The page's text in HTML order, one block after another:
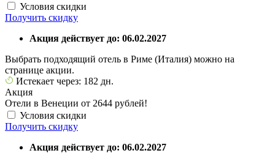
Условия скидки
Получить скидку
Акция действует до: 06.02.2027
Выбрать подходящий отель в Риме (Италия) можно на
странице акции.
Истекает через: 182 дн.
Акция
Отели в Венеции от 2644 рублей!
Условия скидки
Получить скидку
Акция действует до: 06.02.2027